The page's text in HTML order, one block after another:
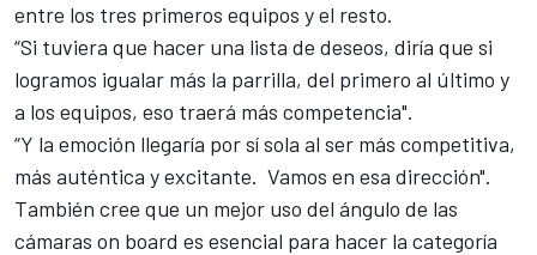
entre los tres primeros equipos y el resto.
“Si tuviera que hacer una lista de deseos, diría que si
logramos igualar más la parrilla, del primero al último y
a los equipos, eso traerá más competencia".
“Y la emoción llegaría por sí sola al ser más competitiva,
más auténtica y excitante. Vamos en esa dirección".
También cree que un mejor uso del ángulo de las
cámaras on board es esencial para hacer la categoría